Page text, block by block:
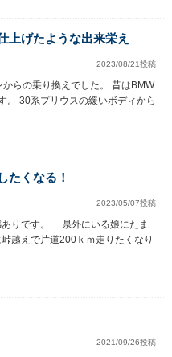
上げたような出来栄え
2023/08/21投稿
らの乗り換えでした。 昔はBMW
。 30系プリウスの緩いボディから
たくなる！
2023/05/07投稿
りです。 県外にいる娘にたま
越えで片道200ｋｍ走りたくなり
2021/09/26投稿